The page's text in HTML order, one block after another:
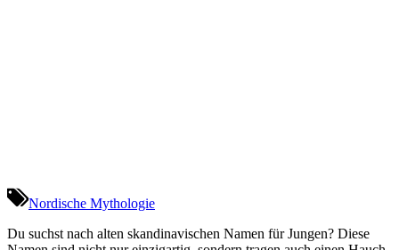
Nordische Mythologie
Du suchst nach alten skandinavischen Namen für Jungen? Diese